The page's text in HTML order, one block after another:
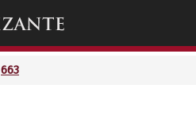
663